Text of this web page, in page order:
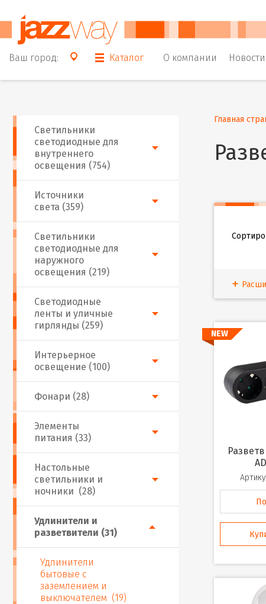
Ваш город: Каталог О компании Новости
Фонари (28)
Настольные
светильники и
ночники (28)
Интерьерное
освещение (100)
Источники
света (359)
Светодиодные
ленты и уличные
гирлянды (259)
Светильники
светодиодные для
внутреннего
освещения (754)
Светильники
светодиодные для
наружного
освещения (219)
Удлинители и
разветвители (31)
Удлинители
бытовые с
заземлением и
выключателем (19)
Элементы
питания (33)
Главная
NEW
Разветвитель JAZZway